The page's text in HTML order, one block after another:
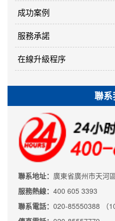
成功案例
服務承諾
在線升級程序
聯
聯系地址： 廣東省廣州市天河
服務熱線： 400 605 3393
聯系電話： 020-85550388 （